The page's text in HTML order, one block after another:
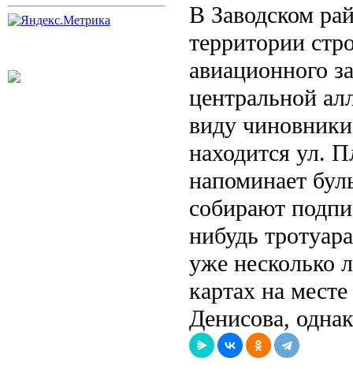
В Заводском
территории
авиационного
центральной
виду
находится ул.
напоминает
собирают
нибудь
уже несколько
картах на
Денисова,